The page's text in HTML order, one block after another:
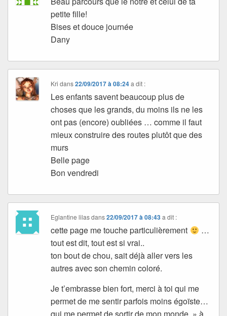
petite fille!
Bises et douce journée
Dany
Kri dans22/09/2017 à 08:24 a dit :
Les enfants savent beaucoup plus de
choses que les grands, du moins ils ne les
ont pas (encore) oubliées … comme il faut
mieux construire des routes plutôt que des
murs
Belle page
Bon vendredi
Eglantine lilasdans22/09/2017 à 08:43 a dit :
cette page me touche particulièrement
…
tout est dit, tout est si vrai..
ton bout de chou, sait déjà aller vers les
autres avec son chemin coloré.
Je t’embrasse bien fort, merci à toi qui me
permet de me sentir parfois moins égoïste…